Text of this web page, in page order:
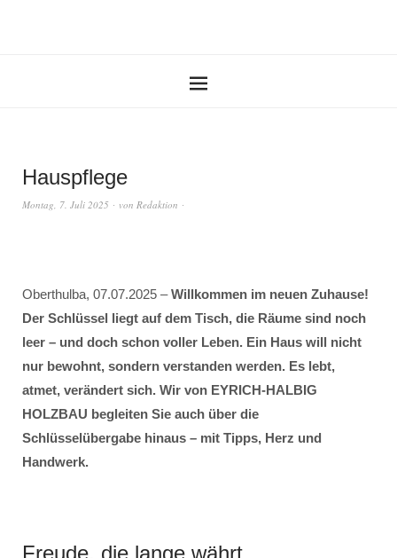
Hauspflege
Montag, 7. Juli 2025 von Redaktion
Oberthulba, 07.07.2025 –Willkommen im neuen Zuhause!
Der Schlüssel liegt auf dem Tisch, die Räume sind noch
leer – und doch schon voller Leben. Ein Haus will nicht
nur bewohnt, sondern verstanden werden. Es lebt,
atmet, verändert sich. Wir von EYRICH-HALBIG
HOLZBAU begleiten Sie auch über die
Schlüsselübergabe hinaus – mit Tipps, Herz und
Handwerk.
Freude, die lange währt